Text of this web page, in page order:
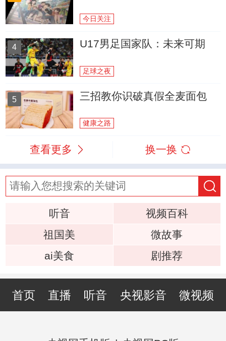
今日关注
4 U17男足国家队：未来可期
足球之夜
5 三招教你识破真假全麦面包
健康之路
查看更多 换一换
听音
视频百科
祖国美
微故事
ai美食
剧推荐
首页 直播 听音 央视影音 微视频